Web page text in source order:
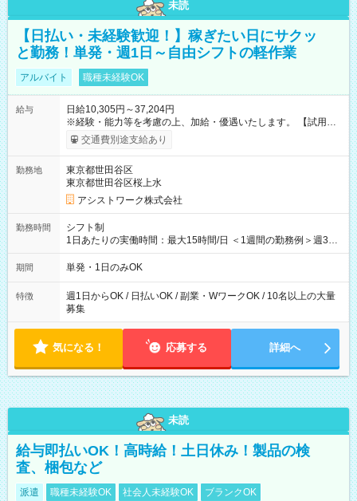
未読
【日払い・未経験歓迎！】稼ぎたい日にサクッ
と勤務！単発・週1日～自由シフトの軽作業
アルバイト 職種未経験OK
給与
日給10,305円～37,204円
※経験・能力等を考慮の上、加給・優遇いたします。 【試用期
間】試用期間なし
交通費別途支給あり
勤務地
東京都世田谷区
東京都世田谷区桜上水
アシストワーク株式会社
勤務時間
シフト制
1日あたりの実働時間：最大15時間/日 ＜1週間の勤務例＞週3回
勤務 勤務：月・水・金 休み：火・木・土・日 好きな時にお仕事
可能です！ ※1日あたりの最大実働時間は日勤、夜勤共に勤務し
期間 単発・1日のみOK
特徴
週1日からOK / 日払いOK / 副業・WワークOK / 10名以上の大量
募集
気になる！ 応募する 詳細へ
未読
給与即払いOK！高時給！土日休み！製品の検
査、梱包など
派遣 職種未経験OK 社会人未経験OK
ブランクOK